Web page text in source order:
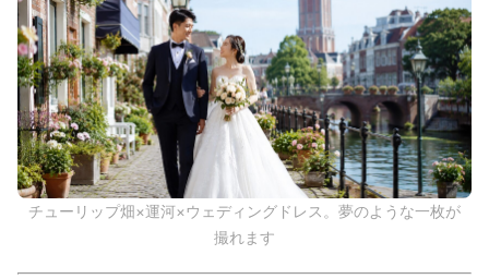
チューリップ畑×運河×ウェディングドレス。夢のような一枚が
撮れます